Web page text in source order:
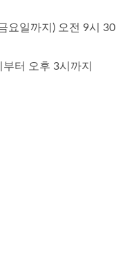
요일까지) 오전 9시 30
터 오후 3시까지